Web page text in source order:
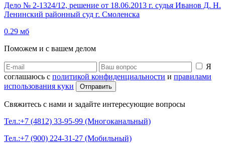
Дело № 2-1324/12, решение от 18.06.2013 г. судья Иванов Д. Н.
Ленинский районный суд г. Смоленска
0.29 мб
Поможем и с вашем делом
Я
соглашаюсь с политикой конфиденциальности и правилами
использования куки
Свяжитесь с нами и задайте интересующие вопросы
Тел.:+7 (4812) 33-95-99 (Многоканальный)
Тел.:+7 (900) 224-31-27 (Мобильный)